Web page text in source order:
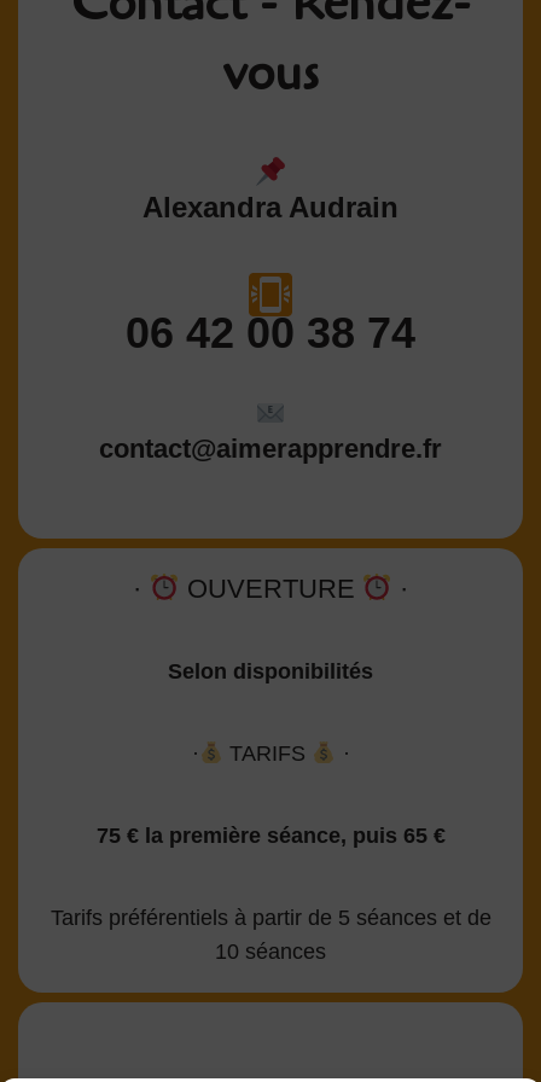
vous
Alexandra Audrain
06 42 00 38 74
contact@aimerapprendre.fr
· OUVERTURE ·
Selon disponibilités
· TARIFS ·
75 € la première séance, puis 65 €
Tarifs préférentiels à partir de 5 séances et de
10 séances